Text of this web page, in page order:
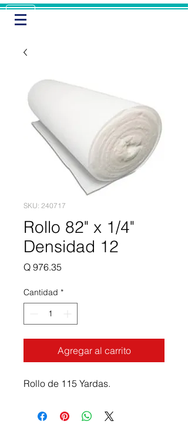
SKU: 240717
Rollo 82" x 1/4"
Densidad 12
Q 976.35
Cantidad *
Agregar al carrito
Rollo de 115 Yardas.